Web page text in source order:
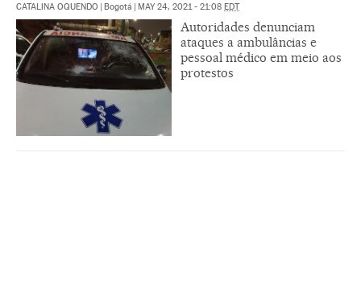
CATALINA OQUENDO Bogotá MAY 24, 2021 - 21:08 EDT
Autoridades denunciam
ataques a ambulâncias e
pessoal médico em meio aos
protestos